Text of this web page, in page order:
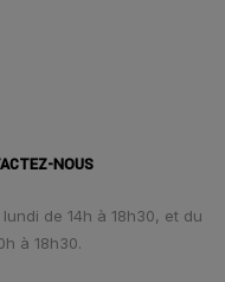
NOUS
de 14h à 18h30, et du
à 18h30.